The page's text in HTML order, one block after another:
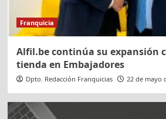
Franquicia
Alfil.be continúa su expansión
tienda en Embajadores
Dpto. Redacción Franquicias 22 de mayo